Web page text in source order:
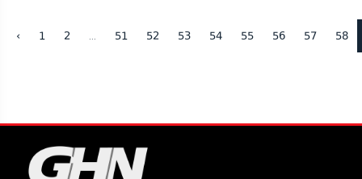
‹ 1 2 51 52 53 54 55 56 57 58